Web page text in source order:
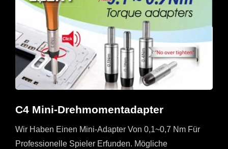
C4 Mini-Drehmomentadapter
Wir Haben Einen Mini-Adapter Von 0,1~0,7 Nm Für
Professionelle Spieler Erfunden. Mögliche